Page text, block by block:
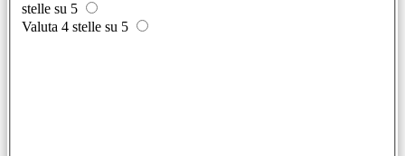
stelle su 5
Valuta 4 stelle su 5